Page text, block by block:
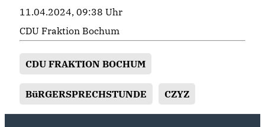
11.04.2024, 09:38 Uhr
CDU Fraktion Bochum
CDU FRAKTION BOCHUM
BüRGERSPRECHSTUNDE CZYZ